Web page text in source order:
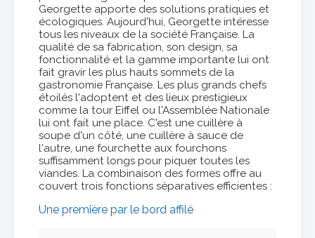
Georgette apporte des solutions pratiques et
écologiques. Aujourd'hui, Georgette intéresse
tous les niveaux de la société Française. La
qualité de sa fabrication, son design, sa
fonctionnalité et la gamme importante lui ont
fait gravir les plus hauts sommets de la
gastronomie Française. Les plus grands chefs
étoilés l'adoptent et des lieux prestigieux
comme la tour Eiffel ou l'Assemblée Nationale
lui ont fait une place. C'est une cuillère à
soupe d'un côté, une cuillère à sauce de
l'autre, une fourchette aux fourchons
suffisamment longs pour piquer toutes les
viandes. La combinaison des formes offre au
couvert trois fonctions séparatives efficientes :
Une première par le bord affilé